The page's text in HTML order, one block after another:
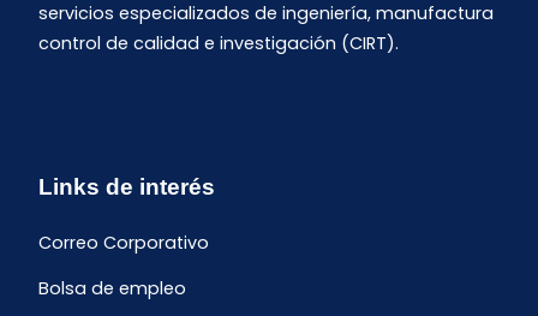
servicios especializados de ingeniería, manufactura
control de calidad e investigación (CIRT).
Links de interés
Correo Corporativo
Bolsa de empleo